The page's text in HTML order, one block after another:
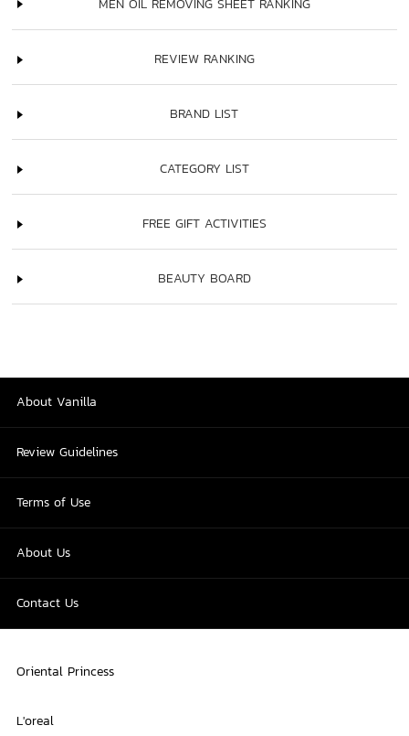
MEN OIL REMOVING SHEET RANKING
REVIEW RANKING
BRAND LIST
CATEGORY LIST
FREE GIFT ACTIVITIES
BEAUTY BOARD
About Vanilla
Review Guidelines
Terms of Use
About Us
Contact Us
Oriental Princess
L'oreal